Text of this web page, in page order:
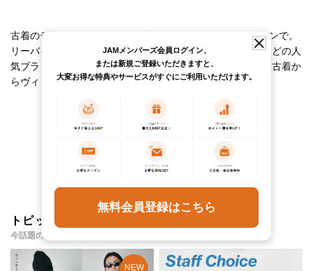
古着のデニムパンツ(メンズ)を古着屋JAM(ジャム)オンラインで。
リーバイス501やシルバータブ、リーのペインターパンツなどの人
気ブランドの古着デニムパンツ(メンズ)を販売。レギュラー古着か
らヴィンテージ古着まで幅広く展開。
チェックしたアイテム
トピックス・特集
今話題のアイテムやイベント・コンテンツをご紹介
JAMメンバーズ会員ログイン、
または新規ご登録いただきますと、
大変お得な特典やサービスがすぐにご利用いただけます。
無料会員登録はこちら